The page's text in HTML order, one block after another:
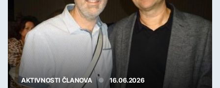
AKTIVNOSTI ČLANOVA 16.06.2026